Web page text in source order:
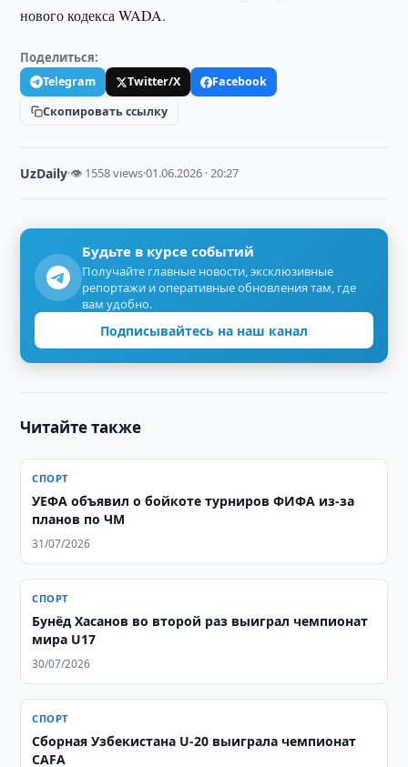
нового кодекса WADA.
Поделиться:
Telegram Twitter/X
Facebook
Скопировать ссылку
UzDaily·👁 1558 views·01.06.2026 · 20:27
Будьте в курсе событий
Получайте главные новости, эксклюзивные
репортажи и оперативные обновления там, где
вам удобно.
Подписывайтесь на наш канал
Читайте также
СПОРТ
УЕФА объявил о бойкоте турниров ФИФА из-за
планов по ЧМ
31/07/2026
СПОРТ
Бунёд Хасанов во второй раз выиграл чемпионат
мира U17
30/07/2026
СПОРТ
Сборная Узбекистана U-20 выиграла чемпионат
CAFA